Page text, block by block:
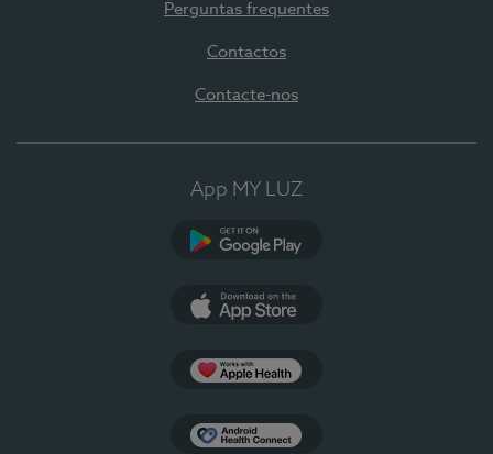
Perguntas frequentes
Contactos
Contacte-nos
App MY LUZ